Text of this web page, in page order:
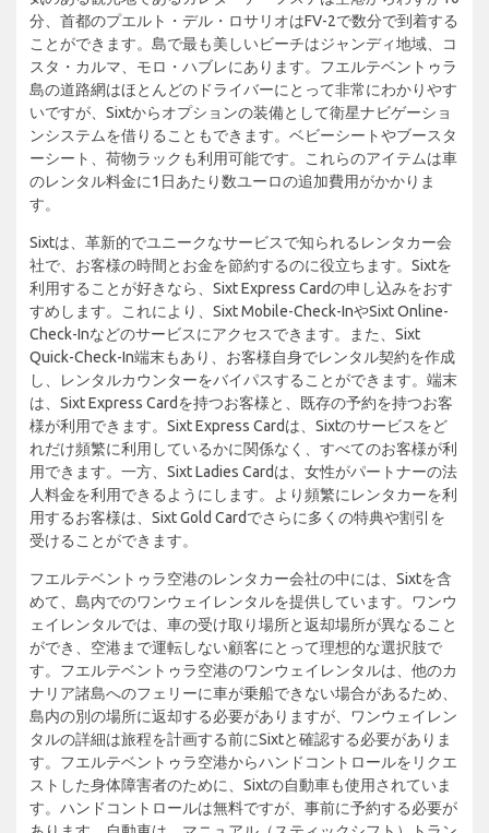
分、首都のプエルト・デル・ロサリオはFV-2で数分で到着する
ことができます。島で最も美しいビーチはジャンディ地域、コ
スタ・カルマ、モロ・ハブレにあります。フエルテベントゥラ
島の道路網はほとんどのドライバーにとって非常にわかりやす
いですが、Sixtからオプションの装備として衛星ナビゲーショ
ンシステムを借りることもできます。ベビーシートやブースタ
ーシート、荷物ラックも利用可能です。これらのアイテムは車
のレンタル料金に1日あたり数ユーロの追加費用がかかりま
す。
Sixtは、革新的でユニークなサービスで知られるレンタカー会
社で、お客様の時間とお金を節約するのに役立ちます。Sixtを
利用することが好きなら、Sixt Express Cardの申し込みをおす
すめします。これにより、Sixt Mobile-Check-InやSixt Online-
Check-Inなどのサービスにアクセスできます。また、Sixt
Quick-Check-In端末もあり、お客様自身でレンタル契約を作成
し、レンタルカウンターをバイパスすることができます。端末
は、Sixt Express Cardを持つお客様と、既存の予約を持つお客
様が利用できます。Sixt Express Cardは、Sixtのサービスをど
れだけ頻繁に利用しているかに関係なく、すべてのお客様が利
用できます。一方、Sixt Ladies Cardは、女性がパートナーの法
人料金を利用できるようにします。より頻繁にレンタカーを利
用するお客様は、Sixt Gold Cardでさらに多くの特典や割引を
受けることができます。
フエルテベントゥラ空港のレンタカー会社の中には、Sixtを含
めて、島内でのワンウェイレンタルを提供しています。ワンウ
ェイレンタルでは、車の受け取り場所と返却場所が異なること
ができ、空港まで運転しない顧客にとって理想的な選択肢で
す。フエルテベントゥラ空港のワンウェイレンタルは、他のカ
ナリア諸島へのフェリーに車が乗船できない場合があるため、
島内の別の場所に返却する必要がありますが、ワンウェイレン
タルの詳細は旅程を計画する前にSixtと確認する必要がありま
す。フエルテベントゥラ空港からハンドコントロールをリクエ
ストした身体障害者のために、Sixtの自動車も使用されていま
す。ハンドコントロールは無料ですが、事前に予約する必要が